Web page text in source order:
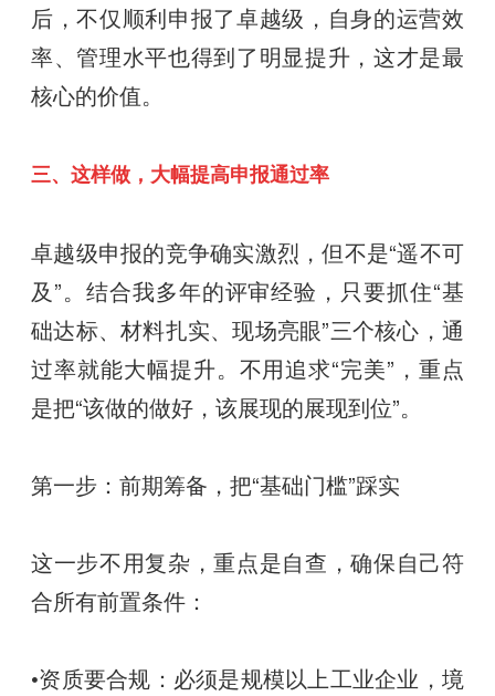
后，不仅顺利申报了卓越级，自身的运营效
率、管理水平也得到了明显提升，这才是最
核心的价值。
三、这样做，大幅提高申报通过率
卓越级申报的竞争确实激烈，但不是“遥不可
及”。结合我多年的评审经验，只要抓住“基
础达标、材料扎实、现场亮眼”三个核心，通
过率就能大幅提升。不用追求“完美”，重点
是把“该做的做好，该展现的展现到位”。
第一步：前期筹备，把“基础门槛”踩实
这一步不用复杂，重点是自查，确保自己符
合所有前置条件：
•资质要合规：必须是规模以上工业企业，境